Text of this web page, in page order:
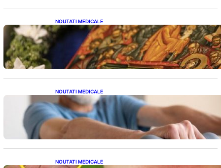
NOUTATI MEDICALE
Postul Adormirii Maicii Domnului: Tradiții,
Superstiții și Implicații Spiritualitate în 2026
NOUTATI MEDICALE
Îmbunătățirea sănătății cardiovasculare:
Patru exerciții simple pentru reducerea
tensiunii arteriale la domiciliu
NOUTATI MEDICALE